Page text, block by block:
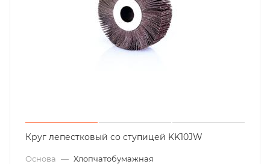
Круг лепестковый со ступицей KK10JW
Основа — Хлопчатобумажная